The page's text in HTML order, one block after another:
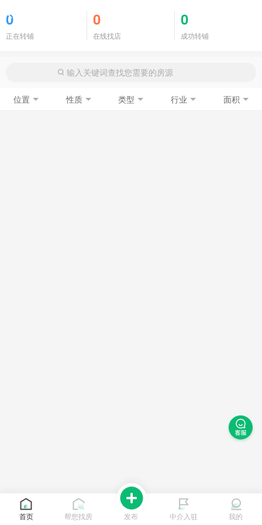
0
正在转铺
0
在线找店
0
成功转铺
位置 性质 类型 行业 面积
首页 帮您找房 发布 中介入驻 我的